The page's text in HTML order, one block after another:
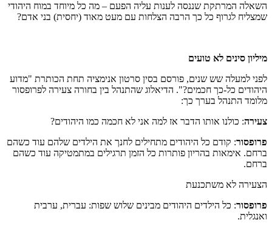
השאלה המרתקת שננסה לענות עליה הפעם – מה כל מיוחד במוח היהודי
שמצליח לגרוף כל כך הרבה הצלחות עם מעט מאוד (יחסית) בני אדם?
מיליון סינים לא טועים
לפני למעלה שש שנים, פורסם בסין סרטון אנימציה תחת הכותרת "מדוע
היהודים כל-כך חכמים?". הדיאלוג שהתנהל בין בחורה צעירה לפרופסור
מלומד התנהל בערך כך:
צעירה: כולנו אותו הדבר אז למה אני לא חכמה כמו היהודים?
פרופסור: קודם כל היהודים מתחילים לחנך את הילדים שלהם עוד כשהם
ברחם. אימאות בהריון פותרות כל הזמן תרגילים במתמטיקה עוד כשהם
ברחם.
הצעירה לא משתכנעת
פרופסור: כל הילדים היהודים מבינים שלוש שפות: עברית, ערבית
ואנגלית.